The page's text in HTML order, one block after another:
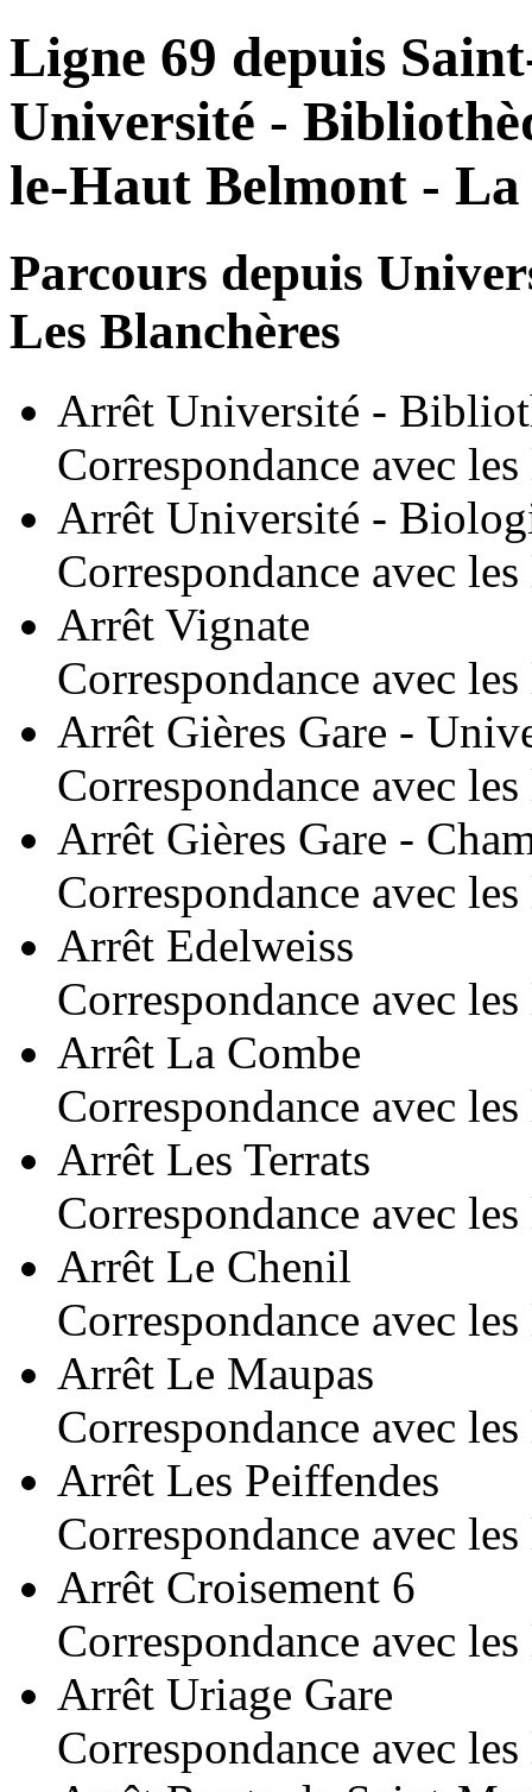
Ligne 69 depuis
Université -
le-Haut Belmont - La
Parcours depuis
Les Blanchères
Arrêt Université -
Correspondance avec
Arrêt Université -
Correspondance avec
Arrêt Vignate
Correspondance avec
Arrêt Gières Gare -
Correspondance avec
Arrêt Gières Gare -
Correspondance avec
Arrêt Edelweiss
Correspondance avec
Arrêt La Combe
Correspondance avec
Arrêt Les Terrats
Correspondance avec
Arrêt Le Chenil
Correspondance avec
Arrêt Le Maupas
Correspondance avec
Arrêt Les Peiffendes
Correspondance avec
Arrêt Croisement 6
Correspondance avec
Arrêt Uriage Gare
Correspondance avec